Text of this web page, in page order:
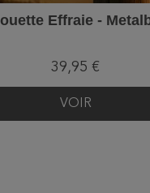
Effraie -
39,95 €
VOIR